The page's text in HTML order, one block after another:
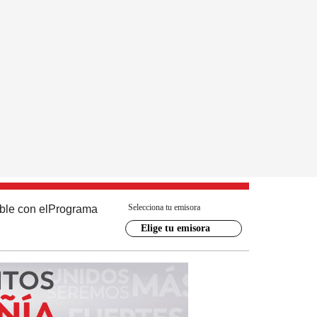
con el Programa Selecciona tu emisora
Elige tu emisora